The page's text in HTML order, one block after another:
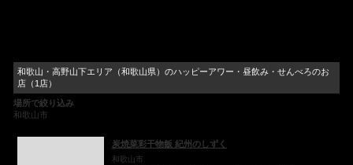
和歌山・高野山下エリア（和歌山県）のハッピーアワー・昼飲み・せんべろのお
店（1店）
場所で絞り込み
和歌山市
炭焼菜彩干物飯 紀州のしずく
和歌山市